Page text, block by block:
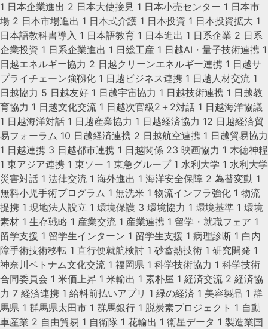
1 日本企業進出 2 日本大使接見 1 日本小売センター 1 日本市
場 2 日本市場進出 1 日本式介護 1 日本投資 1 日本投資拡大 1
日本語教科書導入 1 日本語教育 1 日本進出 1 日系企業 2 日系
企業投資 1 日系企業進出 1 日総工産 1 日越AI・量子技術連携 1
日越エネルギー協力 2 日越クリーンエネルギー連携 1 日越サ
プライチェーン強靱化 1 日越ビジネス連携 1 日越人材交流 1
日越協力 5 日越友好 1 日越宇宙協力 1 日越技術連携 1 日越教
育協力 1 日越文化交流 1 日越次官級2＋2対話 1 日越海洋協議
1 日越海洋対話 1 日越産業協力 1 日越経済協力 12 日越経済貿
易フォーラム 10 日越経済連携 2 日越航空連携 1 日越貿易協力
1 日越連携 3 日越都市連携 1 日越関係 23 映画協力 1 木徳神糧
1 東アジア連携 1 東ソー 1 東急グループ 1 水利大学 1 水利大学
災害対話 1 法律交流 1 海外進出 1 海洋安全保障 2 為替変動 1
無料小児手術プログラム 1 無洗米 1 物流インフラ強化 1 物流
提携 1 現地法人設立 1 環境保護 3 環境協力 1 環境基準 1 環境
素材 1 生存戦略 1 産業交流 1 産業連携 1 留学・就職フェア 1
留学支援 1 留学生インターン 1 留学生支援 1 病理診断 1 白内
障手術技術移転 1 直行便就航検討 1 砂蓄熱技術 1 研究開発 1
神奈川ベトナム文化交流 1 福岡県 1 科学技術協力 1 科学技術
合同委員会 1 米価上昇 1 米輸出 1 素朴屋 1 経済交流 2 経済協
力 7 経済連携 1 給料前払いアプリ 1 緑の経済 1 美容製品 1 群
馬県 1 群馬県太田市 1 群馬銀行 1 脱炭素プロジェクト 1 自動
車産業 2 自由貿易 1 自衛隊 1 花輸出 1 衛星データ 1 製造業国